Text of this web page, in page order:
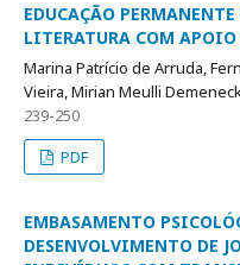
EDUCAÇÃO
LITERATURA COM APOIO
Marina Patrício de Arruda,
Vieira, Mirian Meulli
239-250
PDF
EMBASAMENTO
DESENVOLVIMENTO DE